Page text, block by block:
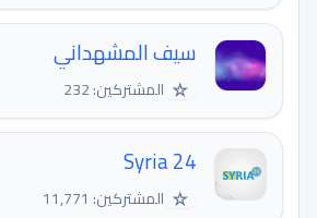
سيف المشهداني
☆ المشتركين: 232
Syria 24
☆ المشتركين: 11,771